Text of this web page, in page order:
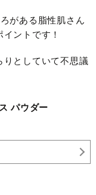
がある脂性肌さん
ントです！
りとしていて不思議
パウダー